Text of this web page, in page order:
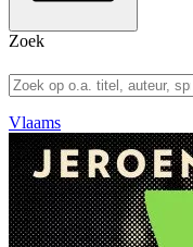
Zoek
Vlaams